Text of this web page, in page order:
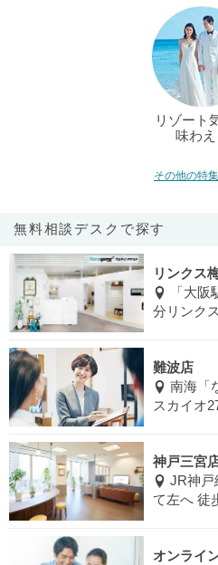
リゾート
味わえ
その他の特
無料相談デスクで探す
リンクス
「大阪
分リンク
難波店
南海「
スカイオ
神戸三宮
JR神
て左へ 徒
オンライ